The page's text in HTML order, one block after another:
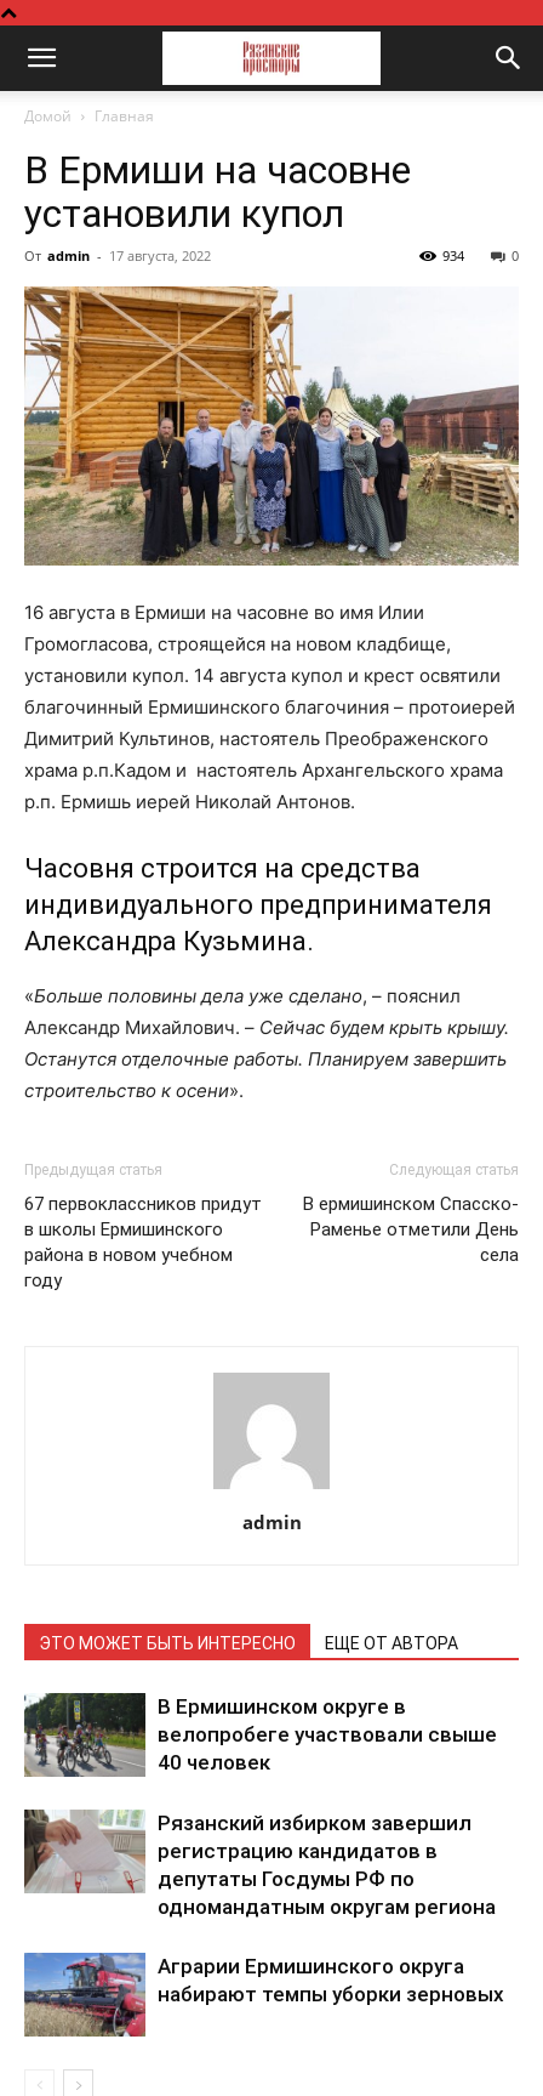
Домой Главная
В Ермиши на часовне
установили купол
От admin - 17 августа, 2022 0
934
16 августа в Ермиши на часовне во имя Илии
Громогласова, строящейся на новом кладбище,
установили купол. 14 августа купол и крест освятили
благочинный Ермишинского благочиния – протоиерей
Димитрий Культинов, настоятель Преображенского
храма р.п.Кадом и настоятель Архангельского храма
р.п. Ермишь иерей Николай Антонов.
Часовня строится на средства
индивидуального предпринимателя
Александра Кузьмина.
«Больше половины дела уже сделано, – пояснил
Александр Михайлович. – Сейчас будем крыть крышу.
Останутся отделочные работы. Планируем завершить
строительство к осени».
Предыдущая статья
67 первоклассников придут
в школы Ермишинского
района в новом учебном
году
Следующая статья
В ермишинском Спасско-
Раменье отметили День
села
admin
ЭТО МОЖЕТ БЫТЬ ИНТЕРЕСНО ЕЩЕ ОТ АВТОРА
В Ермишинском округе в
велопробеге участвовали свыше
40 человек
Рязанский избирком завершил
регистрацию кандидатов в
депутаты Госдумы РФ по
одномандатным округам региона
Аграрии Ермишинского округа
набирают темпы уборки зерновых